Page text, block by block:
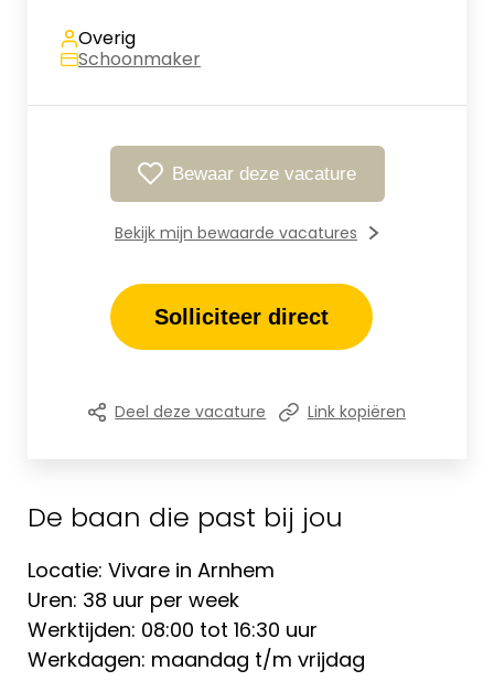
De baan die past bij jou
Locatie: Vivare in Arnhem
Uren: 38 uur per week
Werktijden: 08:00 tot 16:30 uur
Werkdagen: maandag t/m vrijdag
Overig
Schoonmaker
Bewaar deze vacature
Bekijk mijn bewaarde vacatures
Solliciteer direct
Deel deze vacature Link kopiëren